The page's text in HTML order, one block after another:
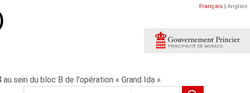
Français | Anglais
sein du bloc B de l'opération « Grand Ida ».